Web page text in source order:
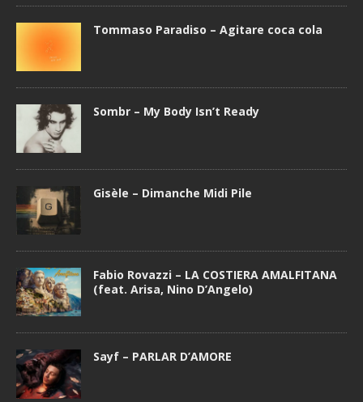
Tommaso Paradiso – Agitare coca cola
Sombr – My Body Isn’t Ready
Gisèle – Dimanche Midi Pile
Fabio Rovazzi – LA COSTIERA AMALFITANA
(feat. Arisa, Nino D’Angelo)
Sayf – PARLAR D’AMORE